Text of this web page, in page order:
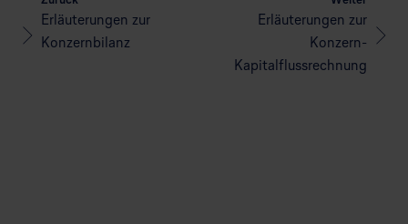
Erläuterungen zur
Konzernbilanz
Erläuterungen zur
Konzern-
Kapitalflussrechnung